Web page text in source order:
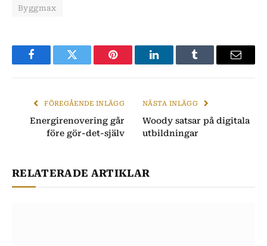
Byggmax
FacebookTwitter Pinterest LinkedInTumblr
E-
FÖREGÅENDE INLÄGG
Energirenovering går
före gör-det-själv
NÄSTA INLÄGG
Woody satsar på digitala
utbildningar
RELATERADE ARTIKLAR